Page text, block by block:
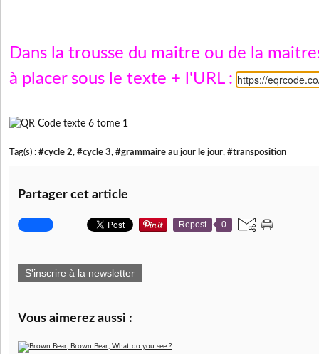
Dans la trousse du maitre ou de la
à placer sous le texte + l'URL :https://
Tag(s) : #cycle 2, #cycle 3, #grammaire au jour le jour, #transposition
Partager cet article
Repost 0
S'inscrire à la newsletter
Vous aimerez aussi :